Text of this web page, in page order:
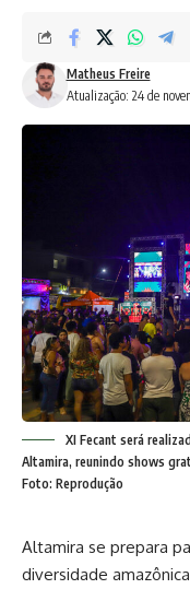
Atualização: 24 de
Matheus Freire
XI Fecant será
Altamira, reunindo shows
Foto: Reprodução
Altamira se prepara
diversidade